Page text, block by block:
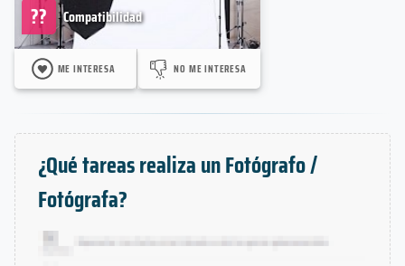
Compatibilidad
??
ME INTERESA NO ME INTERESA
¿Qué tareas realiza un Fotógrafo /
Fotógrafa?